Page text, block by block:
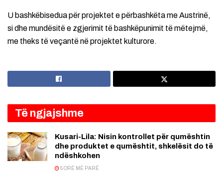
U bashkëbisedua për projektet e përbashkëta me Austrinë,
si dhe mundësitë e zgjerimit të bashkëpunimit të mëtejmë,
me theks të veçantë në projektet kulturore.
Të ngjajshme
Kusari-Lila: Nisin kontrollet për qumështin
dhe produktet e qumështit, shkelësit do të
ndëshkohen
5 ORË MË PARË